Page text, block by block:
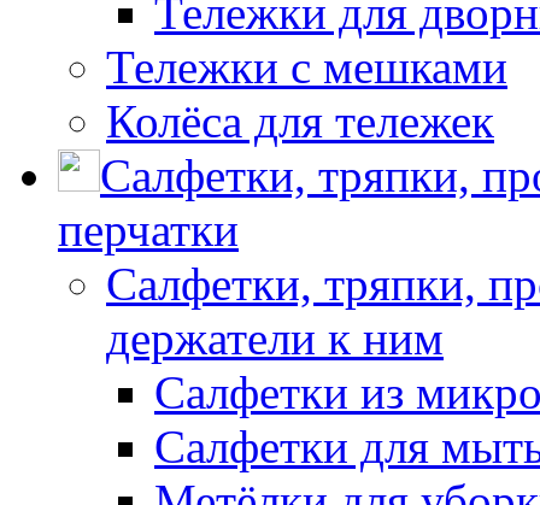
Тележки для
Тележки с мешками
Колёса для тележек
Салфетки, тряпки,
перчатки
Салфетки, тряпки,
держатели к ним
Салфетки из
Салфетки для